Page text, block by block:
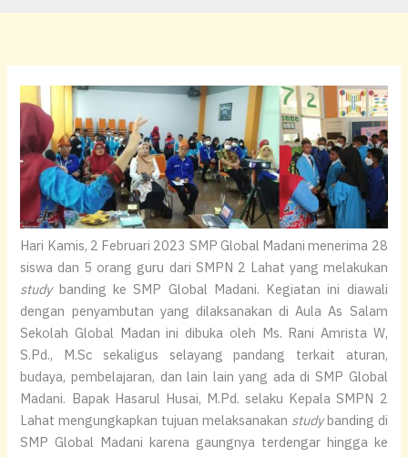
Hari Kamis, 2 Februari 2023 SMP Global Madani menerima 28
siswa dan 5 orang guru dari SMPN 2 Lahat yang melakukan
study banding ke SMP Global Madani. Kegiatan ini diawali
dengan penyambutan yang dilaksanakan di Aula As Salam
Sekolah Global Madan ini dibuka oleh Ms. Rani Amrista W,
S.Pd., M.Sc sekaligus selayang pandang terkait aturan,
budaya, pembelajaran, dan lain lain yang ada di SMP Global
Madani. Bapak Hasarul Husai, M.Pd. selaku Kepala SMPN 2
Lahat mengungkapkan tujuan melaksanakan studybanding di
SMP Global Madani karena gaungnya terdengar hingga ke